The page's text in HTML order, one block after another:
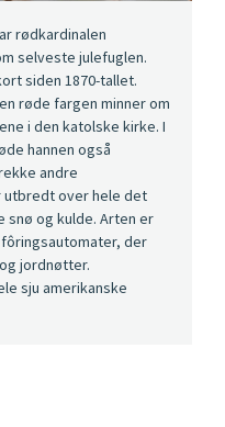
rødkardinalen
selveste julefuglen.
siden 1870-tallet.
røde fargen minner om
i den katolske kirke. I
hannen også
andre
utbredt over hele det
snø og kulde. Arten er
der
jordnøtter.
sju amerikanske